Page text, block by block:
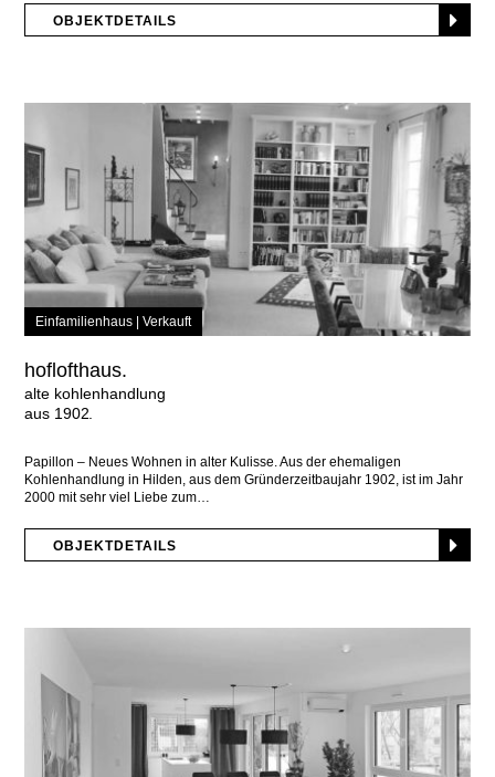
OBJEKTDETAILS
Einfamilienhaus | Verkauft
hoflofthaus.
alte kohlenhandlung
aus 1902
Papillon – Neues Wohnen in alter Kulisse. Aus der ehemaligen
Kohlenhandlung in Hilden, aus dem Gründerzeitbaujahr 1902, ist im Jahr
2000 mit sehr viel Liebe zum
OBJEKTDETAILS